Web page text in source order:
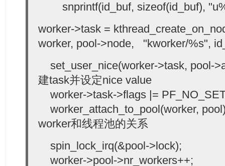
snprintf(id_buf, sizeof(id_buf),
worker->task =
worker, pool->node, "kworker/%s",
set_user_nice(worker->task, pool-
建task并设定nice value
worker->task->flags |=
worker_attach_to_pool(worker,
worker和线程池的关系
spin_lock_irq(&pool->lock);
worker->pool->nr_workers++;